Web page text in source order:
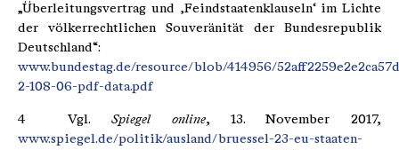
„Überleitungsvertrag und ‚Feindstaatenklauseln‘ im Lichte
der völkerrechtlichen Souveränität der Bundesrepublik
Deutschland“:
www.bundestag.de/resource/blob/414956/
2-108-06-pdf-data.pdf
4 Vgl.Spiegel online, 13. November 2017,
www.spiegel.de/politik/ausland/bruessel-23-eu-staaten-